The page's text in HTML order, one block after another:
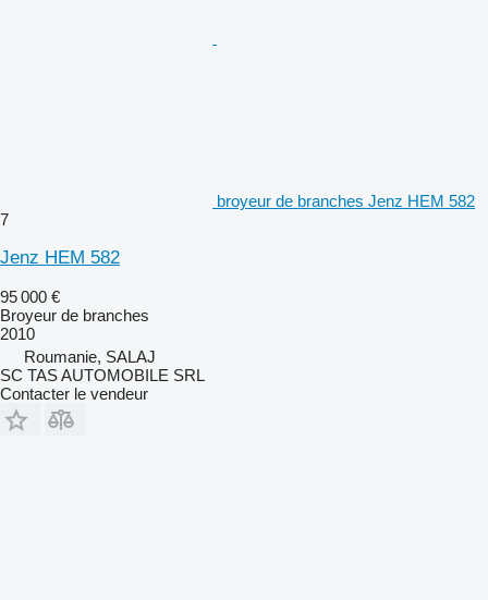
broyeur de branches Jenz HEM 582
7
Jenz HEM 582
95 000 €
Broyeur de branches
2010
Roumanie, SALAJ
SC TAS AUTOMOBILE SRL
Contacter le vendeur